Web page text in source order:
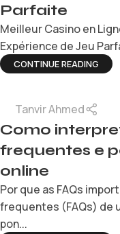
Parfaite
Meilleur Casino en
Expérience de Jeu
CONTINUE READING
Tanvir Ahmed
Como
frequentes e
online
Por que as FAQs
frequentes (FAQs) de
pon...